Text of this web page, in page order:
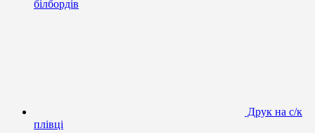
білбордів
Друк на с/к
плівці